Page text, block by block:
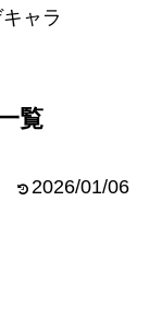
ャラ
覧
2026/01/06